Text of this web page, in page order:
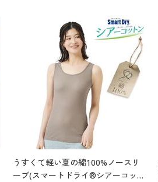
うすくて軽い夏の綿100%ノースリ
ーブ(スマートドライ®シアーコット